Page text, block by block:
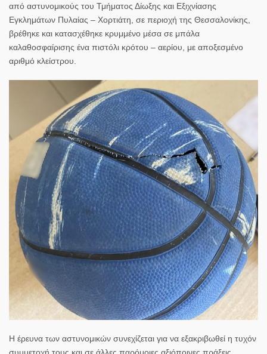
από αστυνομικούς του Τμήματος Δίωξης και Εξιχνίασης
Εγκλημάτων Πυλαίας – Χορτιάτη, σε περιοχή της Θεσσαλονίκης,
βρέθηκε και κατασχέθηκε κρυμμένο μέσα σε μπάλα
καλαθοσφαίρισης ένα πιστόλι κρότου – αερίου, με αποξεσμένο
αριθμό κλείστρου.
Η έρευνα των αστυνομικών συνεχίζεται για να εξακριβωθεί η τυχόν